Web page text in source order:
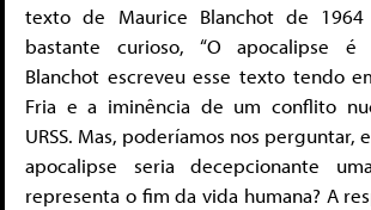
texto de Maurice Blanchot de
bastante curioso, “O apocalipse é
Blanchot escreveu esse texto tendo
Fria e a iminência de um conflito
URSS. Mas, poderíamos nos perguntar,
apocalipse seria decepcionante
representa o fim da vida humana? A